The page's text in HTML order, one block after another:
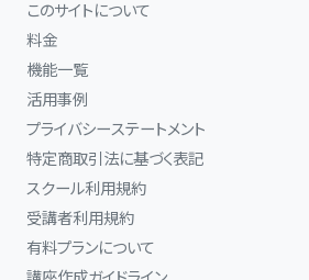
このサイトについて
料金
機能一覧
活用事例
プライバシーステートメント
特定商取引法に基づく表記
スクール利用規約
受講者利用規約
有料プランについて